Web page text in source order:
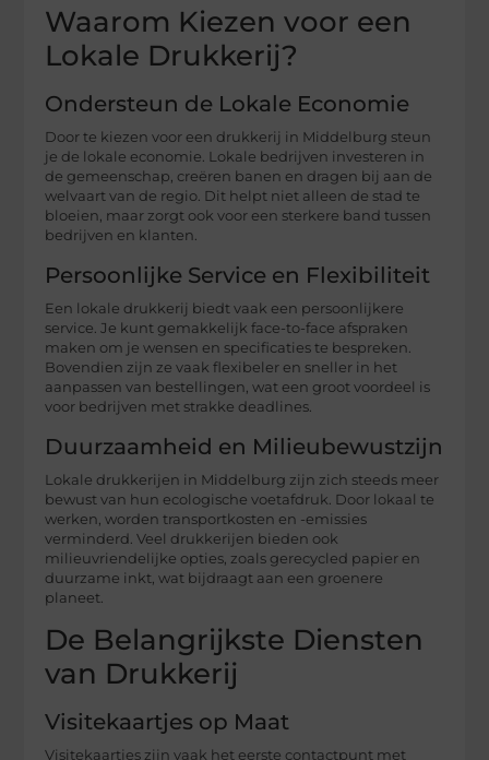
Waarom Kiezen voor een
Lokale Drukkerij?
Ondersteun de Lokale Economie
Door te kiezen voor een drukkerij in Middelburg steun
je de lokale economie. Lokale bedrijven investeren in
de gemeenschap, creëren banen en dragen bij aan de
welvaart van de regio. Dit helpt niet alleen de stad te
bloeien, maar zorgt ook voor een sterkere band tussen
bedrijven en klanten.
Persoonlijke Service en Flexibiliteit
Een lokale drukkerij biedt vaak een persoonlijkere
service. Je kunt gemakkelijk face-to-face afspraken
maken om je wensen en specificaties te bespreken.
Bovendien zijn ze vaak flexibeler en sneller in het
aanpassen van bestellingen, wat een groot voordeel is
voor bedrijven met strakke deadlines.
Duurzaamheid en Milieubewustzijn
Lokale drukkerijen in Middelburg zijn zich steeds meer
bewust van hun ecologische voetafdruk. Door lokaal te
werken, worden transportkosten en -emissies
verminderd. Veel drukkerijen bieden ook
milieuvriendelijke opties, zoals gerecycled papier en
duurzame inkt, wat bijdraagt aan een groenere
planeet.
De Belangrijkste Diensten
van Drukkerij
Visitekaartjes op Maat
Visitekaartjes zijn vaak het eerste contactpunt met